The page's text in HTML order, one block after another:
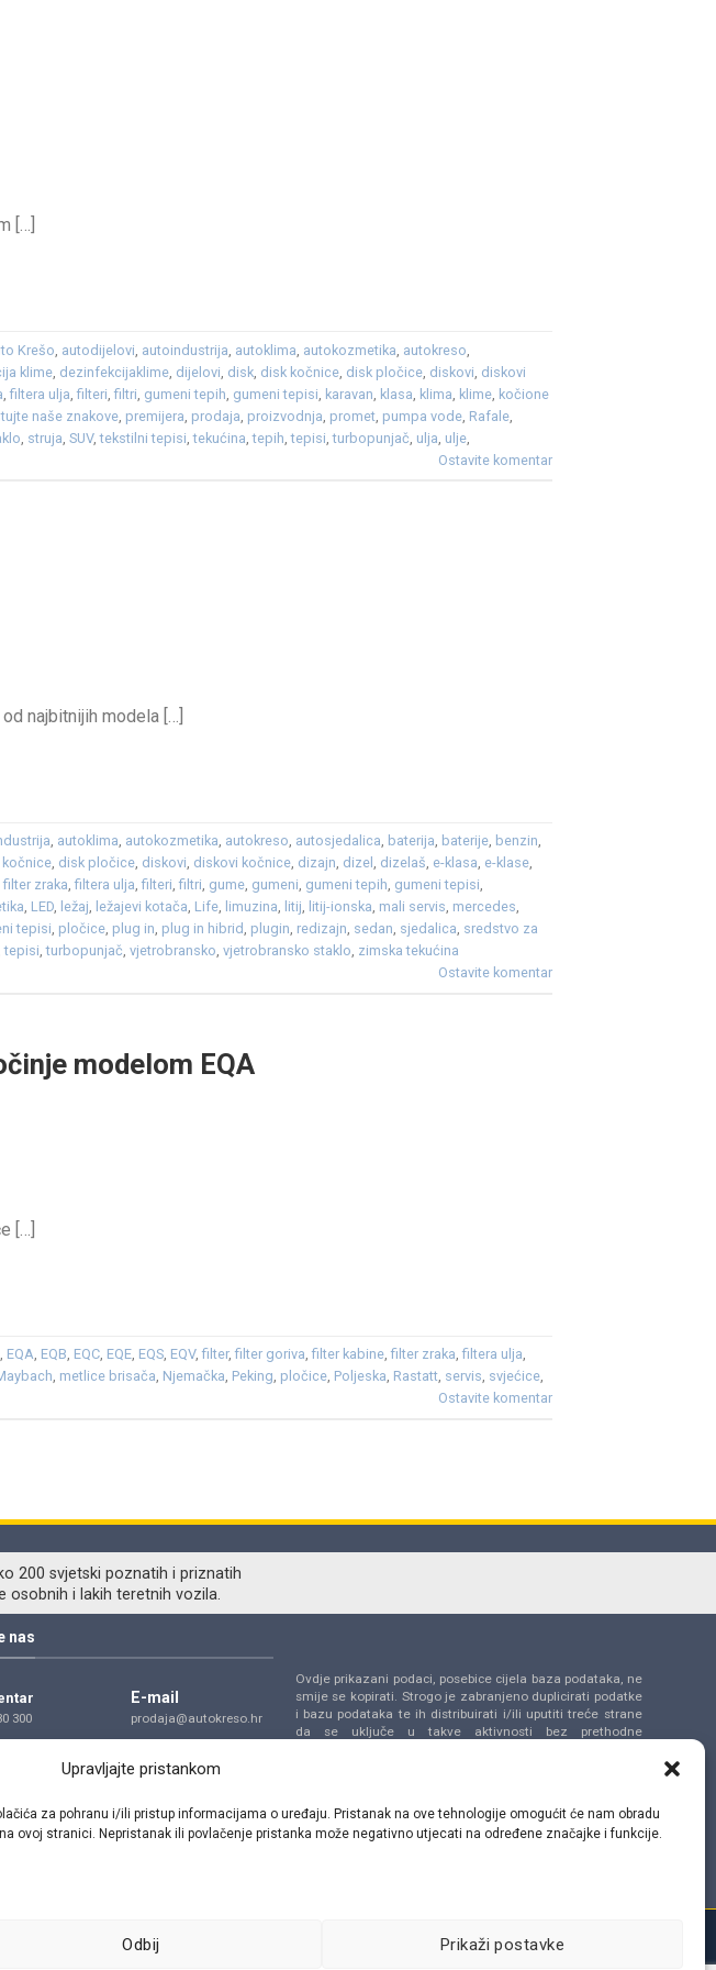
Upravljajte pristankom
za pohranu i/ili pristup informacijama o uređaju. Pristanak na ove tehnologije omogućit će nam obradu
ovoj stranici. Nepristanak ili povlačenje pristanka može negativno utjecati na određene značajke i funkcije.
Odbij Prikaži postavke
[…]
Krešo autodijelovi autoindustrija autoklima autokozmetika autokreso
klime dezinfekcijaklime dijelovi disk disk kočnice disk pločice diskovi diskovi
,filtera ulja ,filteri ,filtri gumeni tepih gumeni tepisi karavan klasa klima klime kočione
naše znakove premijera prodaja proizvodnja promet pumpa vode Rafale
struja ,SUV,tekstilni tepisi ,tekućina ,tepih ,tepisi ,turbopunjač ulja ulje
Ostavite komentar
najbitnijih modela […]
, autoklima, autokozmetika, autokreso, autosjedalica, baterija, baterije, benzin,
kočnice, disk pločice, diskovi, diskovi kočnice, dizajn, dizel, dizelaš, e-klasa, e-klase,
filter zraka,filtera ulja,filteri,filtri, gume, gumeni, gumeni tepih, gumeni tepisi,
, LED, ležaj, ležajevi kotača, Life, limuzina, litij, litij-ionska, mali servis, mercedes,
tepisi, pločice, plug in, plug in hibrid, plugin, redizajn, sedan, sjedalica, sredstvo za
tepisi,turbopunjač,vjetrobransko,vjetrobransko staklo, zimska tekućina
Ostavite komentar
modelom EQA
[…]
, EQA, EQB, EQC, EQE, EQS, EQV,filter,filter goriva,filter kabine,filter zraka,filtera ulja,
, metlice brisača, Njemačka, Peking, pločice, Poljeska, Rastatt, servis, svjećice,
Ostavite komentar
200 svjetski poznatih i priznatih
osobnih i lakih teretnih vozila.
nas
300
E-mail
prodaja@autokreso.hr
Dragutina Golika 14,
Ovdje prikazani podaci, posebice cijela baza podataka, ne
smije se kopirati. Strogo je zabranjeno duplicirati podatke
i bazu podataka te ih distribuirati i/ili uputiti treće strane
da se uključe u takve aktivnosti bez prethodne